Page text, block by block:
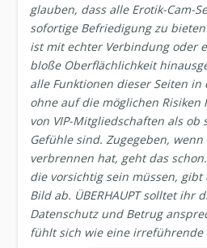
glauben, dass alle Erotik-Cam-
sofortige Befriedigung zu
ist mit echter Verbindung oder
bloße Oberflächlichkeit
alle Funktionen dieser Seiten in
ohne auf die möglichen
von VIP-Mitgliedschaften als ob
Gefühle sind. Zugegeben,
verbrennen hat, geht das
die vorsichtig sein müssen,
Bild ab. ÜBERHAUPT solltet ihr
Datenschutz und Betrug
fühlt sich wie eine irreführende